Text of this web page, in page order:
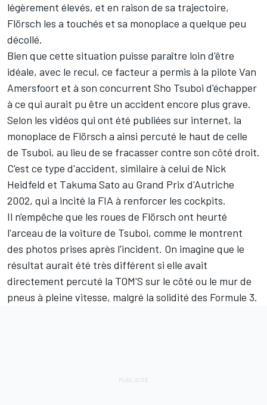
légèrement élevés, et en raison de sa trajectoire,
Flörsch les a touchés et sa monoplace a quelque peu
décollé.
Bien que cette situation puisse paraître loin d'être
idéale, avec le recul, ce facteur a permis à la pilote Van
Amersfoort et à son concurrent Sho Tsuboi d'échapper
à ce qui aurait pu être un accident encore plus grave.
Selon les vidéos qui ont été publiées sur internet, la
monoplace de Flörsch a ainsi percuté le haut de celle
de Tsuboi, au lieu de se fracasser contre son côté droit.
C'est ce type d'accident, similaire à celui de Nick
Heidfeld et Takuma Sato au Grand Prix d'Autriche
2002, qui a incité la FIA à renforcer les cockpits.
Il n'empêche que les roues de Flörsch ont heurté
l'arceau de la voiture de Tsuboi, comme le montrent
des photos prises après l'incident. On imagine que le
résultat aurait été très différent si elle avait
directement percuté la TOM'S sur le côté ou le mur de
pneus à pleine vitesse, malgré la solidité des Formule 3.